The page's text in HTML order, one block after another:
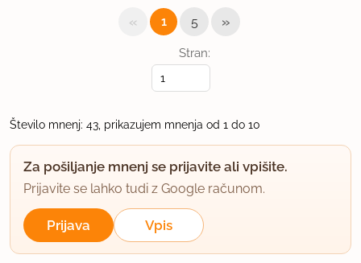
nea
član od 2006 110 sporočil
11.12.2008 ob 14:11
Zelo dobre!
Stran:
« 1 5 »
Število mnenj: 43, prikazujem mnenja od 1 do 10
Za pošiljanje mnenj se prijavite ali vpišite.
Prijavite se lahko tudi z Google računom.
Prijava Vpis